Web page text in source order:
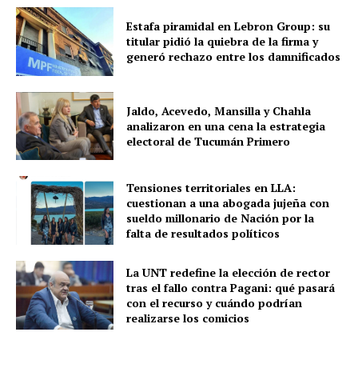
Estafa piramidal en Lebron Group: su
titular pidió la quiebra de la firma y
generó rechazo entre los damnificados
Jaldo, Acevedo, Mansilla y Chahla
analizaron en una cena la estrategia
electoral de Tucumán Primero
Tensiones territoriales en LLA:
cuestionan a una abogada jujeña con
sueldo millonario de Nación por la
falta de resultados políticos
La UNT redefine la elección de rector
tras el fallo contra Pagani: qué pasará
con el recurso y cuándo podrían
realizarse los comicios